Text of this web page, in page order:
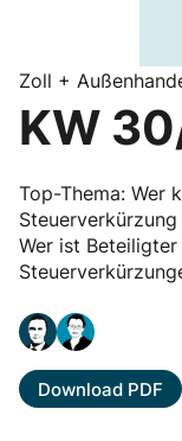
Zoll +
KW
Top-Thema: Wer
Steuerverkürzung
Wer ist
Download PDF